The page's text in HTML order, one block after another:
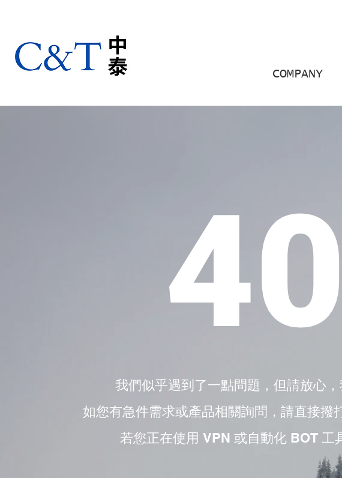
COMPANY
我們似乎遇到了一點問題，但請放心
如您有急件需求或產品相關詢問，請直接撥
若您正在使用 VPN 或自動化 BOT 工